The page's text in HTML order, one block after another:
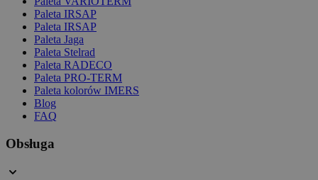
Paleta IRSAP
Paleta IRSAP
Paleta Jaga
Paleta Stelrad
Paleta RADECO
Paleta PRO-TERM
Paleta kolorów IMERS
Blog
FAQ
Obsługa